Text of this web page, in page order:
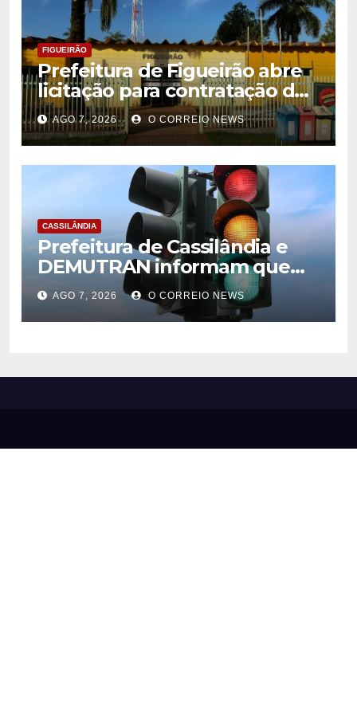
FIGUEIRÃO
Prefeitura de Figueirão abre
licitação para contratação de
estrutura de eventos
AGO 7, 2026 O CORREIO NEWS
CASSILÂNDIA
Prefeitura de Cassilândia e
DEMUTRAN informam que
semáforo entre as ruas Amin
José e Antônio Paulino
entrou em funcionamento
AGO 7, 2026 O CORREIO NEWS